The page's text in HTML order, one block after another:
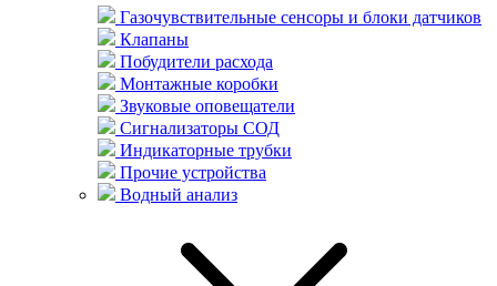
Газочувствительные сенсоры и блоки датчиков
Клапаны
Побудители расхода
Монтажные коробки
Звуковые оповещатели
Сигнализаторы СОД
Индикаторные трубки
Прочие устройства
Водный анализ